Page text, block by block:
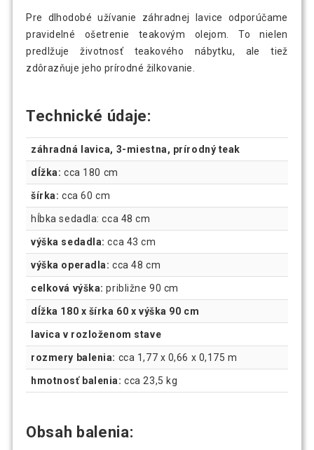
Pre dlhodobé užívanie záhradnej lavice odporúčame
pravidelné ošetrenie teakovým olejom. To nielen
predlžuje životnosť teakového nábytku, ale tiež
zdôrazňuje jeho prírodné žilkovanie.
Technické údaje:
záhradná lavica, 3-miestna, prírodný teak
dĺžka: cca 180 cm
šírka: cca 60 cm
hĺbka sedadla: cca 48 cm
výška sedadla: cca 43 cm
výška operadla: cca 48 cm
celková výška: približne 90 cm
dĺžka 180 x šírka 60 x výška 90 cm
lavica v rozloženom stave
rozmery balenia: cca 1,77 x 0,66 x 0,175 m
hmotnosť balenia: cca 23,5 kg
Obsah balenia: